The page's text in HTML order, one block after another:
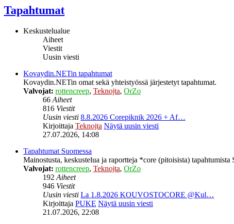
Tapahtumat
Keskustelualue
Aiheet
Viestit
Uusin viesti
Kovaydin.NETin tapahtumat
Kovaydin.NETin omat sekä yhteistyössä järjestetyt tapahtumat.
Valvojat: rottencreep, Teknojta, OrZo
66 Aiheet
816 Viestit
Uusin viesti 8.8.2026 Corepiknik 2026 + Af…
Kirjoittaja Teknojta Näytä uusin viesti
27.07.2026, 14:08
Tapahtumat Suomessa
Mainostusta, keskustelua ja raportteja *core (pitoisista) tapahtumista
Valvojat: rottencreep, Teknojta, OrZo
192 Aiheet
946 Viestit
Uusin viesti La 1.8.2026 KOUVOSTOCORE @Kul…
Kirjoittaja PUKE Näytä uusin viesti
21.07.2026, 22:08